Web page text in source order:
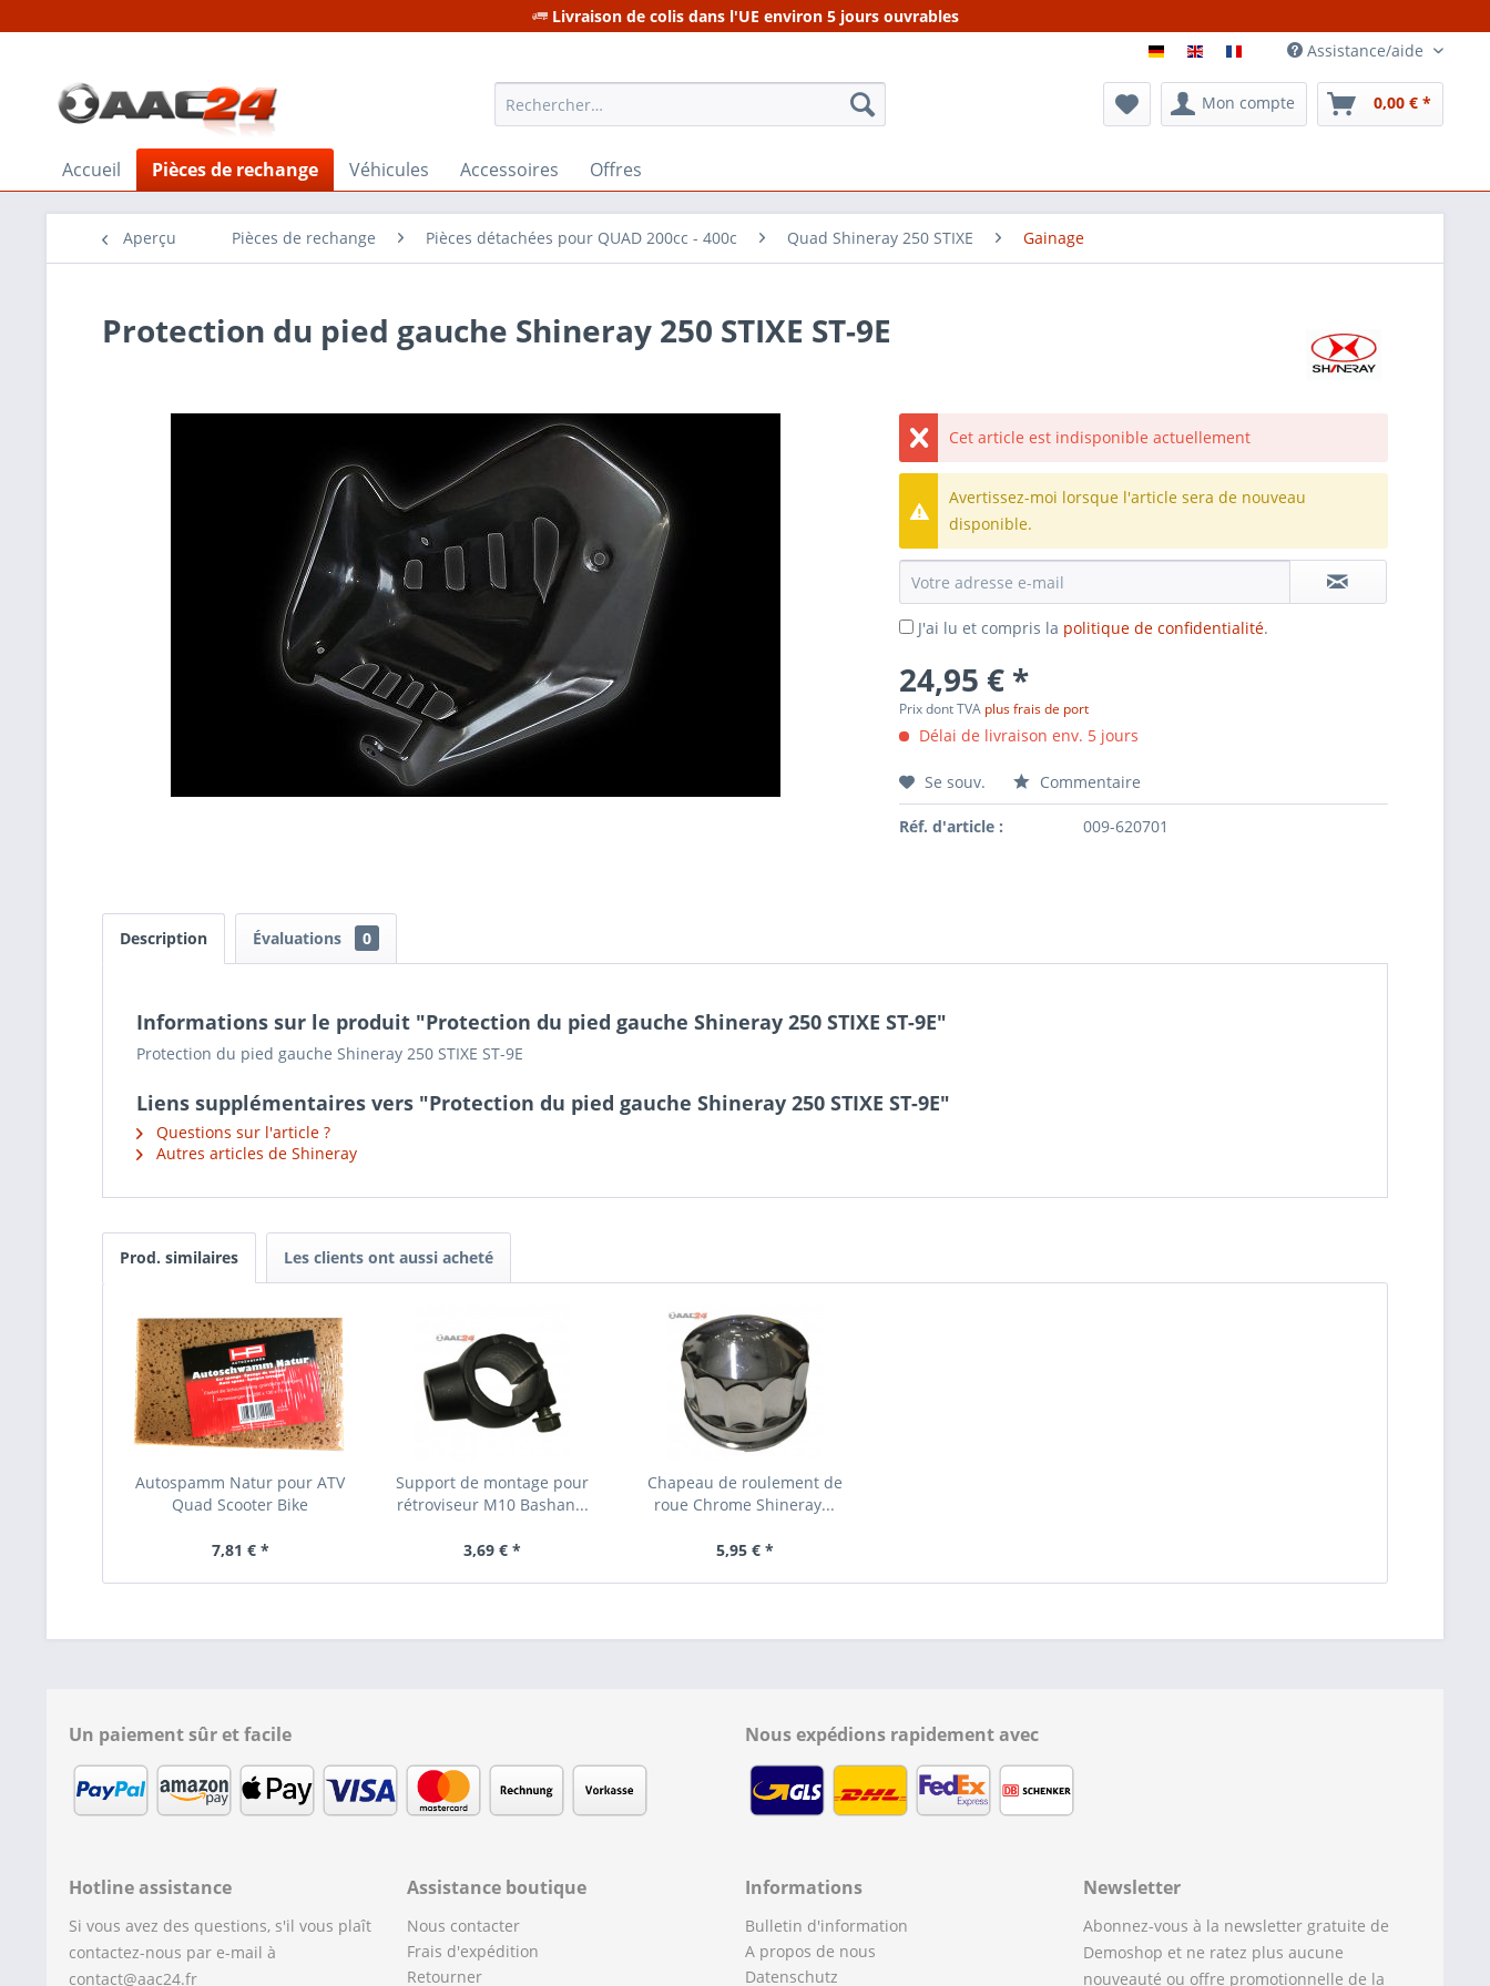
Livraison de colis dans l'UE environ 5 jours ouvrables
Assistance/aide
Mon compte 0,00 € *
Accueil Pièces de rechange Véhicules Accessoires Offres
Aperçu Pièces de rechange Pièces détachées pour QUAD 200cc - 400c Quad Shineray 250 STIXE Gainage
Protection du pied gauche Shineray 250 STIXE ST-9E
Cet article est indisponible actuellement
Avertissez-moi lorsque l'article sera de nouveau
disponible.
J'ai lu et compris la politique de confidentialité.
24,95 € *
Prix dont TVA plus frais de port
Délai de livraison env. 5 jours
Se souv. Commentaire
Réf. d'article : 009-620701
Description Évaluations 0
Informations sur le produit "Protection du pied gauche Shineray 250 STIXE ST-9E"
Protection du pied gauche Shineray 250 STIXE ST-9E
Liens supplémentaires vers "Protection du pied gauche Shineray 250 STIXE ST-9E"
Questions sur l'article ?
Autres articles de Shineray
Prod. similaires Les clients ont aussi acheté
Autospamm Natur pour ATV
Quad Scooter Bike
7,81 € *
Support de montage pour
rétroviseur M10 Bashan...
3,69 € *
Chapeau de roulement de
roue Chrome Shineray...
5,95 € *
Un paiement sûr et facile Nous expédions rapidement avec
Hotline assistance
Si vous avez des questions, s'il vous plaît
contactez-nous par e-mail à
contact@aac24.fr
Assistance boutique
Nous contacter
Frais d'expédition
Retourner
Informations
Bulletin d'information
A propos de nous
Datenschutz
Newsletter
Abonnez-vous à la newsletter gratuite de
Demoshop et ne ratez plus aucune
nouveauté ou offre promotionnelle de la